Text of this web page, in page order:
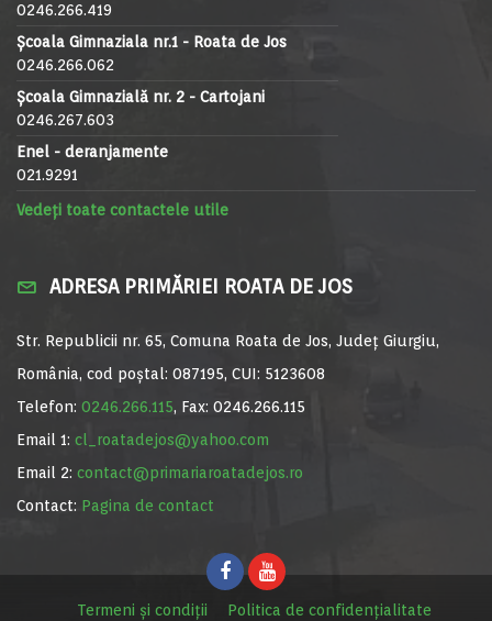
0246.266.419
Școala Gimnaziala nr.1 - Roata de Jos
0246.266.062
Școala Gimnazială nr. 2 - Cartojani
0246.267.603
Enel - deranjamente
021.9291
Vedeți toate contactele utile
ADRESA PRIMĂRIEI ROATA DE JOS
Str. Republicii nr. 65, Comuna Roata de Jos, Județ Giurgiu,
România, cod poștal: 087195, CUI: 5123608
Telefon: 0246.266.115, Fax: 0246.266.115
Email 1: cl_roatadejos@yahoo.com
Email 2: contact@primariaroatadejos.ro
Contact: Pagina de contact
Termeni și condiții Politica de confidențialitate